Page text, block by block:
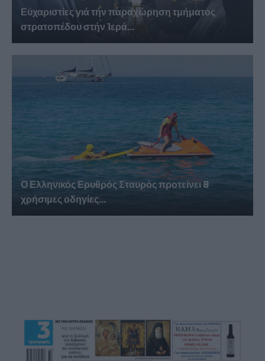
Εὐχαριστίες γιά τήν παραχώρηση τμήματος
στρατοπέδου στήν Ἱερά...
Ο Ελληνικός Ερυθρός Σταυρός προτείνει 8
χρήσιμες οδηγίες...